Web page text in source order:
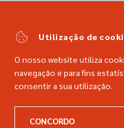
Catálogo
Utilização de
O nosso website utiliza
navegação e para fins
consentir a sua utilização.
CONCORDO